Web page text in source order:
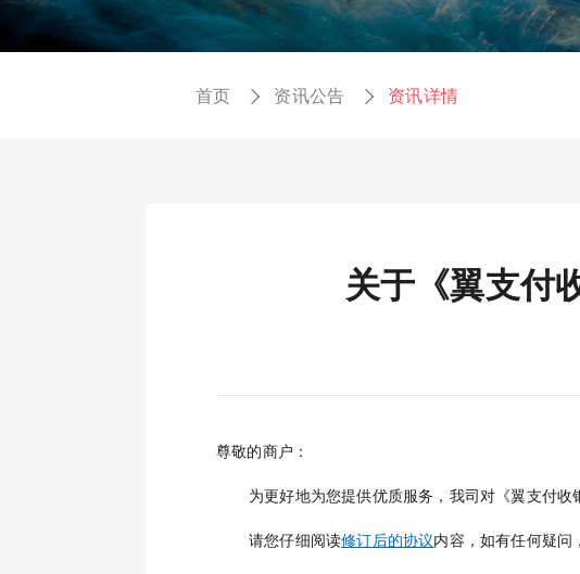
首页 资讯公告 资讯详情
关于《翼支付
尊敬的商户：
为更好地为您提供优质服务，我司对《翼支付
请您仔细阅读修订后的协议内容，如有任何疑问